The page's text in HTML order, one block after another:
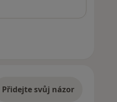
Přidejte svůj názor